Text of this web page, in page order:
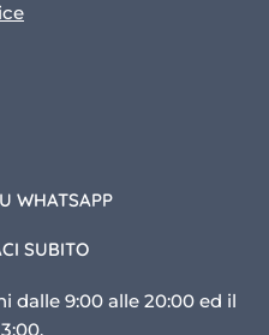
WHATSAPP
SUBITO
dalle 9:00 alle 20:00 ed il